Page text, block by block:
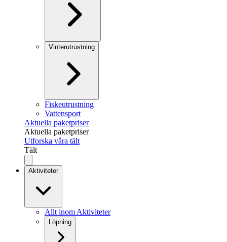
Vinterutrustning
Fiskeutrustning
Vattensport
Aktuella paketpriser
Aktuella paketpriser
Utforska våra tält
Tält
Aktiviteter
Allt inom Aktiviteter
Löpning